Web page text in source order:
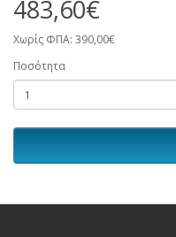
483,60€
Χωρίς ΦΠΑ: 390,00€
Ποσότητα